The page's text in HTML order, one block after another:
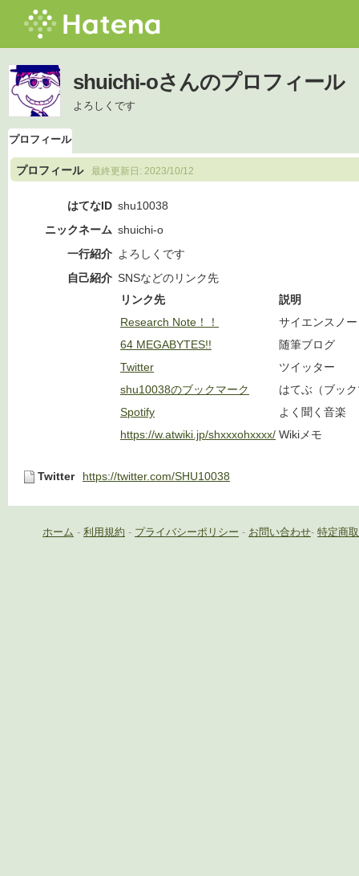
shuichi-oさんのプロフィール
よろしくです
プロフィール
プロフィール 最終更新日: 2023/10/12
はてなID shu10038
ニックネーム shuichi-o
一行紹介 よろしくです
自己紹介 SNSなどのリンク先
リンク先
説明
Research Note！！
サイエンスノ
64 MEGABYTES!!
随筆ブログ
Twitter
ツイッター
shu10038のブックマーク
はてぶ（ブッ
Spotify
よく聞く音楽
https://w.atwiki.jp/shxxxohxxxx/ Wikiメモ
Twitter https://twitter.com/SHU10038
ホーム - 利用規約 - プライバシーポリシー - お問い合わせ- 特定商